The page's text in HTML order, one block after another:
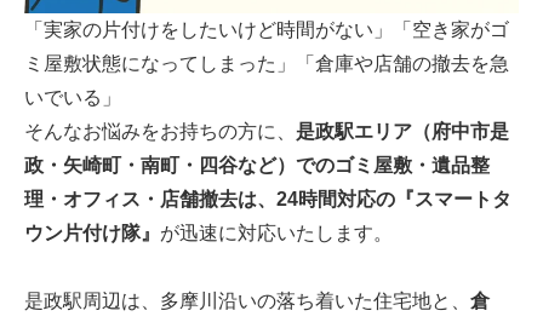
「実家の片付けをしたいけど時間がない」「空き家がゴ
ミ屋敷状態になってしまった」「倉庫や店舗の撤去を急
いでいる」
そんなお悩みをお持ちの方に、 是政駅エリア（府中市是
政・矢崎町・南町・四谷など）でのゴミ屋敷・遺品整
理・オフィス・店舗撤去は、24時間対応の『スマートタ
ウン片付け隊』 が迅速に対応いたします。
是政駅周辺は、多摩川沿いの落ち着いた住宅地と、 倉